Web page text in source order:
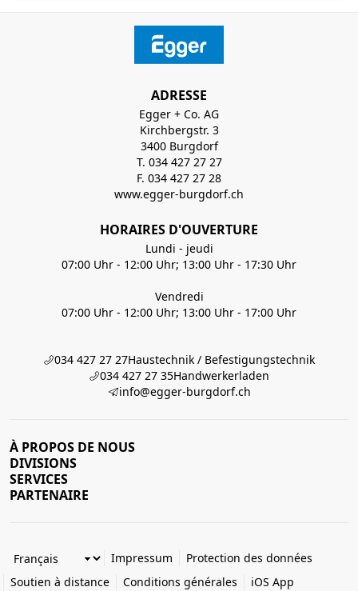
ADRESSE
Egger + Co. AG
Kirchbergstr. 3
3400 Burgdorf
T. 034 427 27 27
F. 034 427 27 28
www.egger-burgdorf.ch
HORAIRES D'OUVERTURE
Lundi - jeudi
07:00 Uhr - 12:00 Uhr; 13:00 Uhr - 17:30 Uhr
Vendredi
07:00 Uhr - 12:00 Uhr; 13:00 Uhr - 17:00 Uhr
034 427 27 27Haustechnik / Befestigungstechnik
034 427 27 35Handwerkerladen
info@egger-burgdorf.ch
À PROPOS DE NOUS
DIVISIONS
SERVICES
PARTENAIRE
Impressum
Protection des données
Soutien à distance
Conditions générales
iOS App